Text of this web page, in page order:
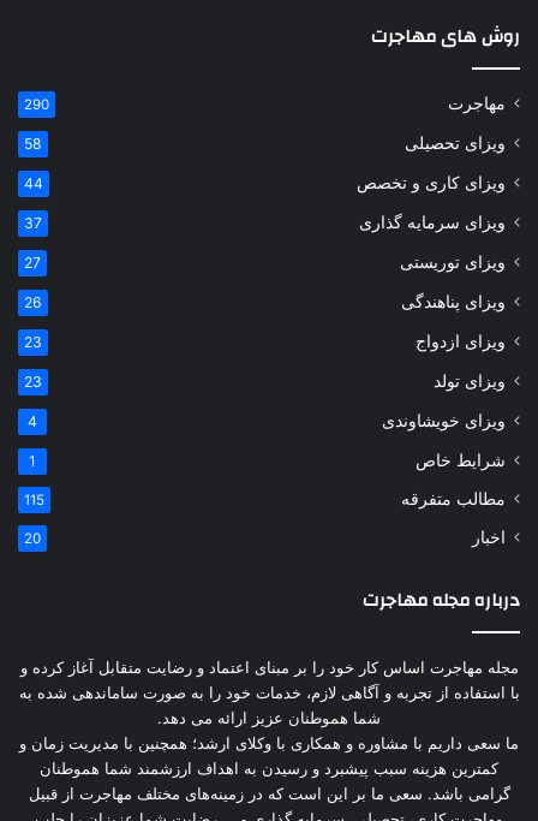
روش های مهاجرت
مهاجرت 290
ویزای تحصیلی 58
ویزای کاری و تخصص 44
ویزای سرمایه گذاری 37
ویزای توریستی 27
ویزای پناهندگی 26
ویزای ازدواج 23
ویزای تولد 23
ویزای خویشاوندی 4
شرایط خاص 1
مطالب متفرقه 115
اخبار 20
درباره مجله مهاجرت
مجله مهاجرت اساس کار خود را بر مبنای اعتماد و رضایت متقابل آغاز کرده و
با استفاده از تجربه و آگاهی لازم، خدمات خود را به صورت ساماندهی شده به
شما هموطنان عزیز ارائه می دهد.
ما سعی داریم با مشاوره و همکاری با وکلای ارشد؛ همچنین با مدیریت زمان و
کمترین هزینه سبب پیشبرد و رسیدن به اهداف ارزشمند شما هموطنان
گرامی باشد. سعی ما بر این است که در زمینه‌های مختلف مهاجرت از قبیل